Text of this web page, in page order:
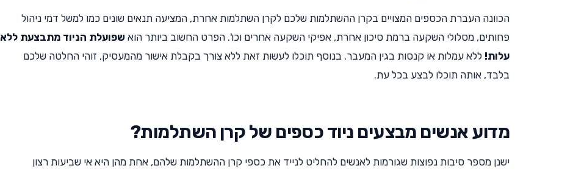
הכוונה העברת הכספים המצויים בקרן ההשתלמות שלכם לקרן השתלמות אחרת, המציעה תנאים שונים כמו למשל דמי ניהול
פחותים, מסלולי השקעה ברמת סיכון אחרת, אפיקי השקעה אחרים וכו'. הפרט החשוב ביותר הוא שפועלת הניוד מתבצעת ללא
עלות! ללא עמלות או קנסות בגין המעבר. בנוסף תוכלו לעשות זאת ללא צורך בקבלת אישור מהמעסיק, זוהי החלטה שלכם
בלבד, אותה תוכלו לבצע בכל עת.
מדוע אנשים מבצעים ניוד כספים של קרן השתלמות?
ישנן מספר סיבות נפוצות שגורמות לאנשים להחליט לנייד את כספי קרן ההשתלמות שלהם, אחת מהן היא אי שביעות רצון